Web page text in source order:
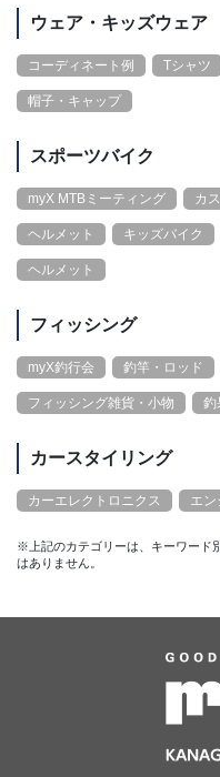
ウェア・キッズウェア
コーディネート例 Tシャツ
帽子・キャップ
スポーツバイク
myX MTBミーティング カ
ヘルメット キッズバイク
ヘルメット
フィッシング
myX釣行会 釣竿・ロッド
フィッシング雑貨・小物 釣
カースタイリング
カーエレクトロニクス エ
※上記のカテゴリーは、キーワード
はありません。